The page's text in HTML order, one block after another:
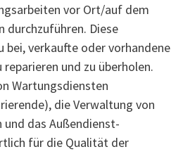
vor Ort/auf dem
durchzuführen. Diese
verkaufte oder vorhandene
und zu überholen.
Wartungsdiensten
die Verwaltung von
das Außendienst-
für die Qualität der